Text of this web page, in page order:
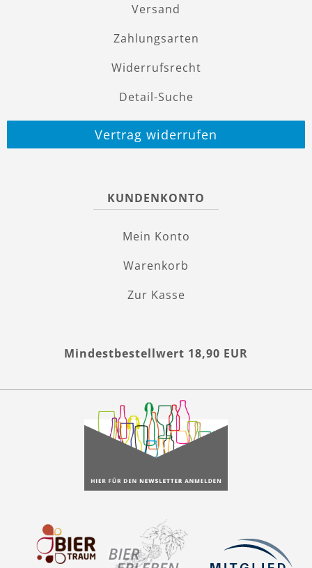
Versand
Zahlungsarten
Widerrufsrecht
Detail-Suche
Vertrag widerrufen
KUNDENKONTO
Mein Konto
Warenkorb
Zur Kasse
Mindestbestellwert 18,90 EUR